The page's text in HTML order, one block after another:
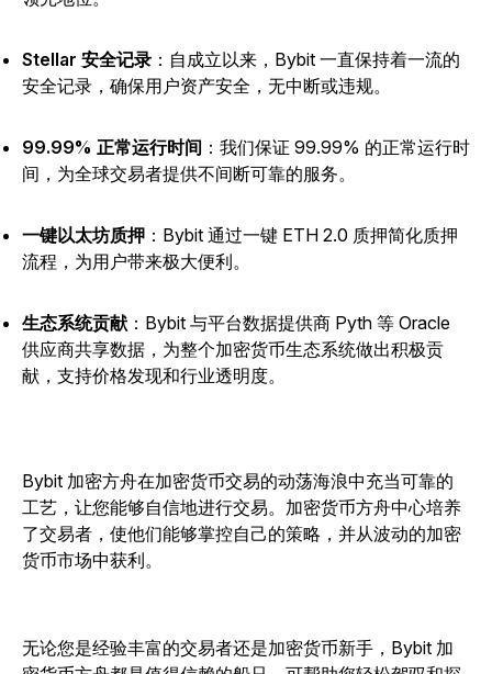
Stellar 安全记录 ：自成立以来，Bybit 一直保持着一流的
安全记录，确保用户资产安全，无中断或违规。
99.99% 正常运行时间 ：我们保证 99.99% 的正常运行时
间，为全球交易者提供不间断可靠的服务。
一键以太坊质押 ：Bybit 通过一键 ETH 2.0 质押简化质押
流程，为用户带来极大便利。
生态系统贡献 ：Bybit 与平台数据提供商 Pyth 等 Oracle
供应商共享数据，为整个加密货币生态系统做出积极贡
献，支持价格发现和行业透明度。
Bybit 加密方舟在加密货币交易的动荡海浪中充当可靠的
工艺，让您能够自信地进行交易。加密货币方舟中心培养
了交易者，使他们能够掌控自己的策略，并从波动的加密
货币市场中获利。
无论您是经验丰富的交易者还是加密货币新手，Bybit 加